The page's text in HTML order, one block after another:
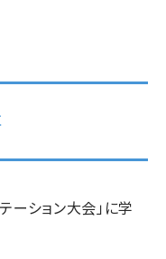
ーション大会」に学